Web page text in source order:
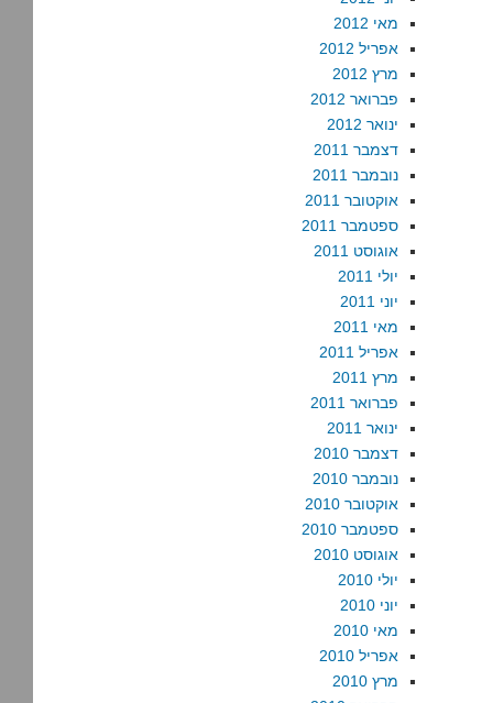
מאי 2012
אפריל 2012
מרץ 2012
פברואר 2012
ינואר 2012
דצמבר 2011
נובמבר 2011
אוקטובר 2011
ספטמבר 2011
אוגוסט 2011
יולי 2011
יוני 2011
מאי 2011
אפריל 2011
מרץ 2011
פברואר 2011
ינואר 2011
דצמבר 2010
נובמבר 2010
אוקטובר 2010
ספטמבר 2010
אוגוסט 2010
יולי 2010
יוני 2010
מאי 2010
אפריל 2010
מרץ 2010